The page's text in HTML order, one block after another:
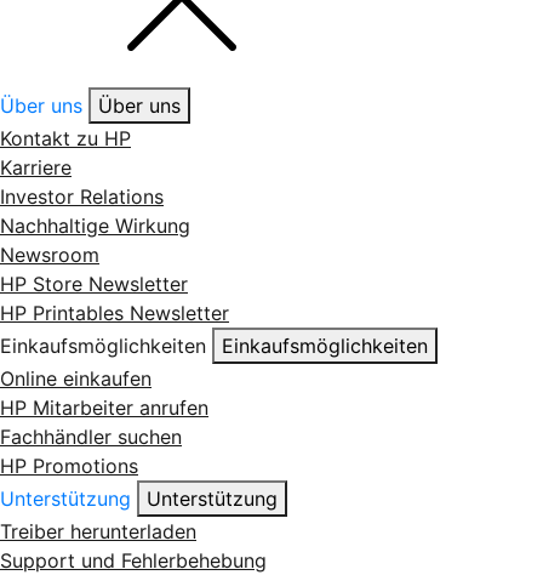
Über uns
Über uns
Kontakt zu HP
Karriere
Investor Relations
Nachhaltige Wirkung
Newsroom
HP Store Newsletter
HP Printables Newsletter
Einkaufsmöglichkeiten
Einkaufsmöglichkeiten
Online einkaufen
HP Mitarbeiter anrufen
Fachhändler suchen
HP Promotions
Unterstützung
Unterstützung
Treiber herunterladen
Support und Fehlerbehebung